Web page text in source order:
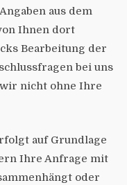
aus dem
Ihnen dort
Bearbeitung der
bei uns
nicht ohne Ihre
auf Grundlage
Ihre Anfrage mit
oder